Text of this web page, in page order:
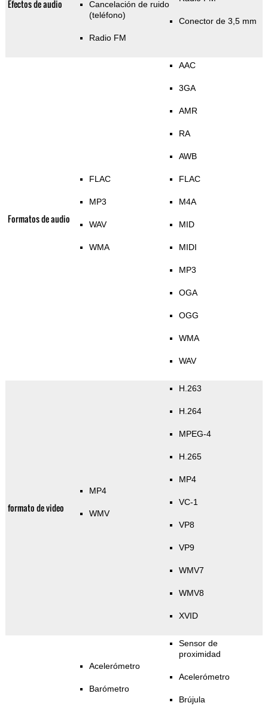
Efectos de audio
Cancelación de ruido
(teléfono)
Radio FM
Conector de 3,5 mm
Formatos de audio
FLAC
MP3
WAV
WMA
AAC
3GA
AMR
RA
AWB
FLAC
M4A
MID
MIDI
MP3
OGA
OGG
WMA
WAV
formato de video
MP4
WMV
H.263
H.264
MPEG-4
H.265
MP4
VC-1
VP8
VP9
WMV7
WMV8
XVID
Acelerómetro
Barómetro
Sensor de
proximidad
Acelerómetro
Brújula